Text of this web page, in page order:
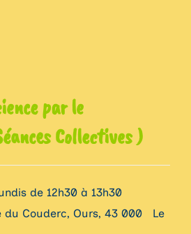
par le
Collectives )
de 12h30 à 13h30
du Couderc, Ours, 43 000 Le